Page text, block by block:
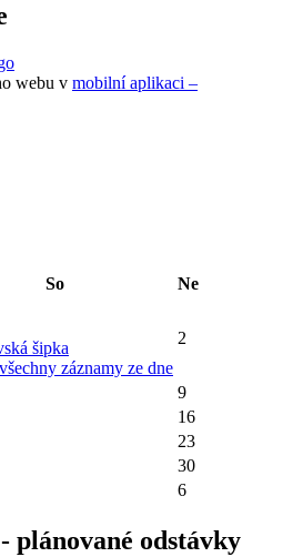
webu v mobilní aplikaci –
So Ne
šipka
záznamy ze dne
2
9
16
23
30
6
plánované odstávky